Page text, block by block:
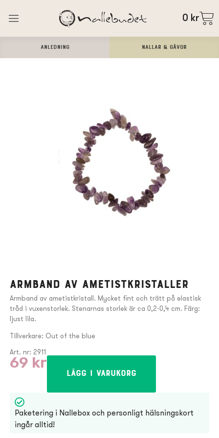
0 kr
ANLEDNING Nallar & Gåvor
Armband av ametistkristaller
Armband av ametistkristall. Mycket fint och trätt på elastisk
tråd i vuxenstorlek. Stenarnas storlek är ca 0,2-0,4 cm. Färg:
ljust lila.
Tillverkare: Out of the blue
Art. nr: 2911
69 kr
Lägg i varukorg
Paketering i Nallebox och personligt hälsningskort
ingår alltid!